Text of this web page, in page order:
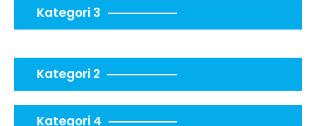
Kategori 3
Kategori 2
Kategori 4